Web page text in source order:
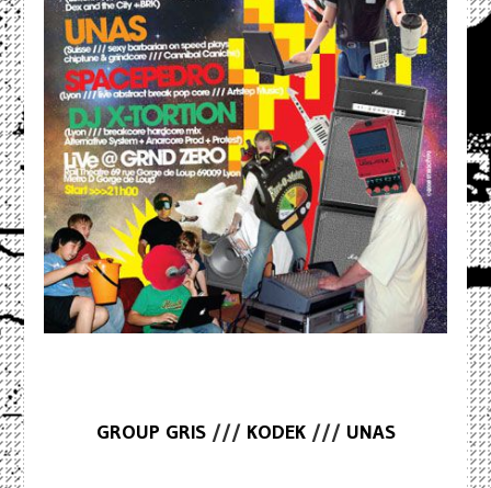
GROUP GRIS/// KODEK/// UNAS